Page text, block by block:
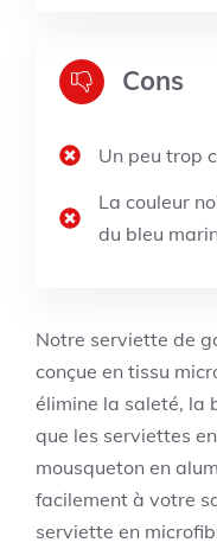
Cons
Un peu trop
La couleur
du bleu
Notre serviette de
conçue en tissu
élimine la saleté, la
que les serviettes
mousqueton en
facilement à votre
serviette en